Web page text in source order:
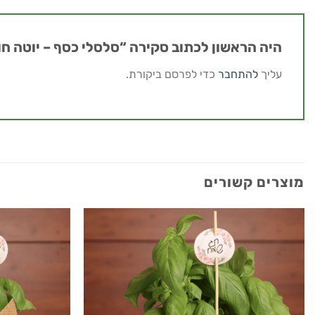
היה הראשון לכתוב סקירה “סלסלי כסף – יוטה
עליך להתחבר כדי לפרסם ביקורת.
מוצרים קשורים